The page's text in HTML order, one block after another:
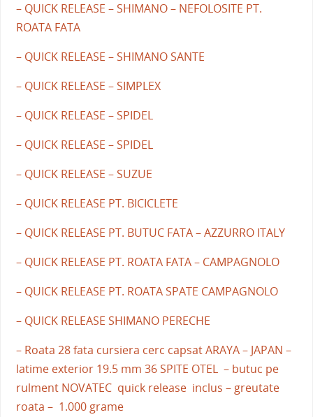
– QUICK RELEASE – SHIMANO – NEFOLOSITE PT.
ROATA FATA
– QUICK RELEASE – SHIMANO SANTE
– QUICK RELEASE – SIMPLEX
– QUICK RELEASE – SPIDEL
– QUICK RELEASE – SPIDEL
– QUICK RELEASE – SUZUE
– QUICK RELEASE PT. BICICLETE
– QUICK RELEASE PT. BUTUC FATA – AZZURRO ITALY
– QUICK RELEASE PT. ROATA FATA – CAMPAGNOLO
– QUICK RELEASE PT. ROATA SPATE CAMPAGNOLO
– QUICK RELEASE SHIMANO PERECHE
– Roata 28 fata cursiera cerc capsat ARAYA – JAPAN –
latime exterior 19.5 mm 36 SPITE OTEL – butuc pe
rulment NOVATEC quick release inclus – greutate
roata – 1.000 grame